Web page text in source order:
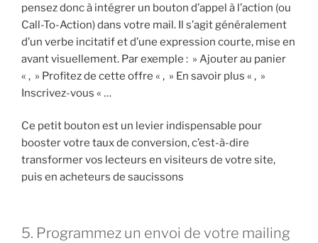
pensez donc à intégrer un bouton d’appel à l’action (ou
Call-To-Action) dans votre mail. Il s’agit généralement
d’un verbe incitatif et d’une expression courte, mise en
avant visuellement. Par exemple : » Ajouter au panier
« , » Profitez de cette offre « , » En savoir plus « , »
Inscrivez-vous « …
Ce petit bouton est un levier indispensable pour
booster votre taux de conversion, c’est-à-dire
transformer vos lecteurs en visiteurs de votre site,
puis en acheteurs de saucissons
5. Programmez un envoi de votre mailing